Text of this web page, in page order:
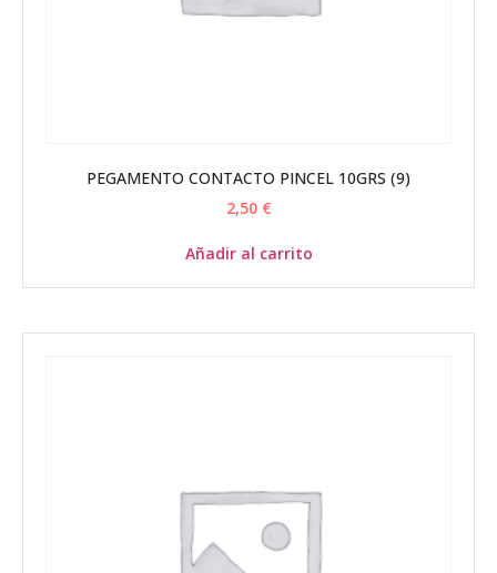
PEGAMENTO CONTACTO PINCEL 10GRS (9)
2,50 €
Añadir al carrito